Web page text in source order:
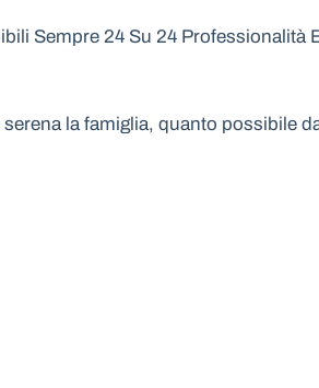
Sempre 24 Su 24 Professionalità
la famiglia, quanto possibile